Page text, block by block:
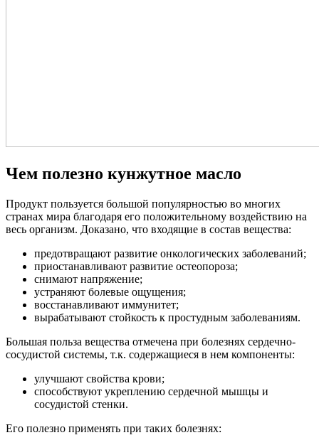
Чем полезно кунжутное масло
Продукт пользуется большой популярностью во многих
странах мира благодаря его положительному воздействию на
весь организм. Доказано, что входящие в состав вещества:
предотвращают развитие онкологических заболеваний;
приостанавливают развитие остеопороза;
снимают напряжение;
устраняют болевые ощущения;
восстанавливают иммунитет;
вырабатывают стойкость к простудным заболеваниям.
Большая польза вещества отмечена при болезнях сердечно-
сосудистой системы, т.к. содержащиеся в нем компоненты:
улучшают свойства крови;
способствуют укреплению сердечной мышцы и
сосудистой стенки.
Его полезно применять при таких болезнях: